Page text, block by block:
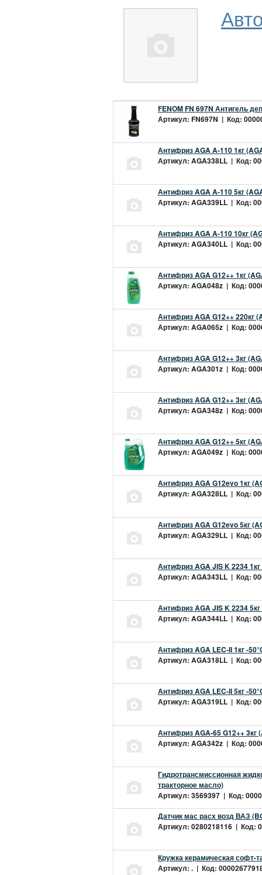
FENOM FN 697N Антигель
Артикул: FN697N | Код:
Антифриз AGA A-110 1кг
Артикул: AGA338LL | Код:
Антифриз AGA A-110 5кг
Артикул: AGA339LL | Код:
Антифриз AGA A-110 10кг
Артикул: AGA340LL | Код:
Антифриз AGA G12++ 1кг
Артикул: AGA048z | Код:
Антифриз AGA G12++ 220кг
Артикул: AGA065z | Код:
Антифриз AGA G12++ 3кг
Артикул: AGA301z | Код:
Антифриз AGA G12++ 3кг
Артикул: AGA348z | Код:
Антифриз AGA G12++ 5кг
Артикул: AGA049z | Код:
Антифриз AGA G12evo 1кг
Артикул: AGA328LL | Код:
Антифриз AGA G12evo 5кг
Артикул: AGA329LL | Код:
Антифриз AGA JIS K 2234
Артикул: AGA343LL | Код:
Антифриз AGA JIS K 2234
Артикул: AGA344LL | Код:
Антифриз AGA LEC-II 1кг -
Артикул: AGA318LL | Код:
Антифриз AGA LEC-II 5кг -
Артикул: AGA319LL | Код:
Антифриз AGA-65 G12++ 3кг
Артикул: AGA342z | Код:
Гидротрансмиссионная
тракторное масло)
Артикул: 3569397 | Код:
Датчик мас расх возд ВАЗ
Артикул: 0280218116 | Код:
Кружка керамическая софт-
Артикул: . | Код: